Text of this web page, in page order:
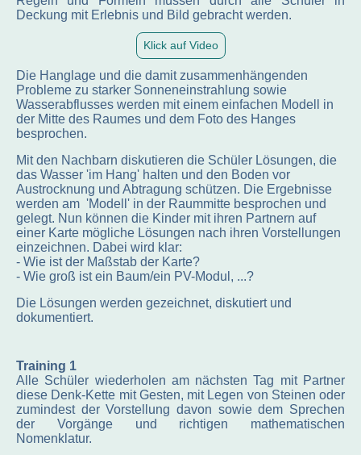
Deckung mit Erlebnis und Bild gebracht werden.
Klick auf Video
Die Hanglage und die damit zusammenhängenden
Probleme zu starker Sonneneinstrahlung sowie
Wasserabflusses werden mit einem einfachen Modell in
der Mitte des Raumes und dem Foto des Hanges
besprochen.
Mit den Nachbarn diskutieren die Schüler Lösungen, die
das Wasser 'im Hang' halten und den Boden vor
Austrocknung und Abtragung schützen. Die Ergebnisse
werden am 'Modell' in der Raummitte besprochen und
gelegt. Nun können die Kinder mit ihren Partnern auf
einer Karte mögliche Lösungen nach ihren Vorstellungen
einzeichnen. Dabei wird klar:
- Wie ist der Maßstab der Karte?
- Wie groß ist ein Baum/ein PV-Modul, ...?
Die Lösungen werden gezeichnet, diskutiert und
dokumentiert.
Training 1
Alle Schüler wiederholen am nächsten Tag mit Partner
diese Denk-Kette mit Gesten, mit Legen von Steinen oder
zumindest der Vorstellung davon sowie dem Sprechen
der Vorgänge und richtigen mathematischen
Nomenklatur.